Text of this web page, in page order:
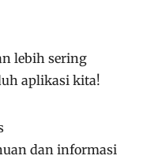
lebih sering
aplikasi kita!
dan informasi